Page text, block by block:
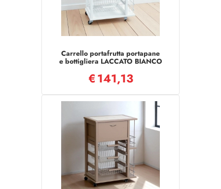
Carrello portafrutta portapane
e bottigliera LACCATO BIANCO
€141,13